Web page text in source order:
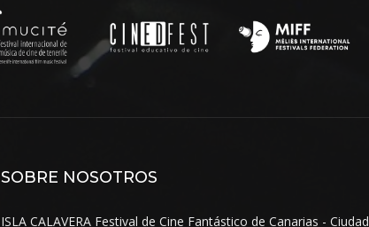
SOBRE NOSOTROS
ISLA CALAVERA Festival de Cine Fantástico de Canarias - Ciudad